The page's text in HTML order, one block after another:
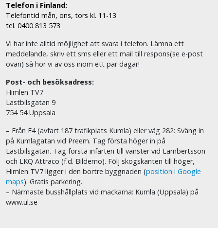
Telefon i Finland:
Telefontid mån, ons, tors kl. 11-13
tel. 0400 813 573
Vi har inte alltid möjlighet att svara i telefon. Lämna ett
meddelande, skriv ett sms eller ett mail till respons(se e-post
ovan) så hör vi av oss inom ett par dagar!
Post- och besöksadress:
Himlen TV7
Lastbilsgatan 9
754 54 Uppsala
– Från E4 (avfart 187 trafikplats Kumla) eller väg 282: Sväng in
på Kumlagatan vid Preem. Tag första höger in på
Lastbilsgatan. Tag första infarten till vänster vid Lambertsson
och LKQ Attraco (f.d. Bildemo). Följ skogskanten till höger,
Himlen TV7 ligger i den bortre byggnaden (position i Google
maps). Gratis parkering.
– Närmaste busshållplats vid mackarna: Kumla (Uppsala) på
www.ul.se